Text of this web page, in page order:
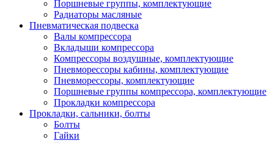
Поршневые группы, комплектующие
Радиаторы масляные
Пневматическая подвеска
Валы компрессора
Вкладыши компрессора
Компрессоры воздушные, комплектующие
Пневморессоры кабины, комплектующие
Пневморессоры, комплектующие
Поршневые группы компрессора, комплектующие
Прокладки компрессора
Прокладки, сальники, болты
Болты
Гайки